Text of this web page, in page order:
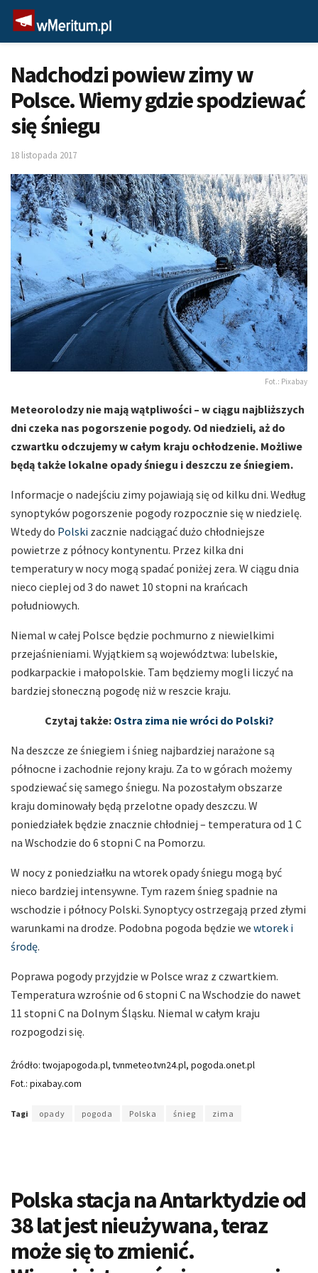
Nadchodzi powiew zimy w
Polsce. Wiemy gdzie spodziewać
się śniegu
18 listopada 2017
Fot.: Pixabay
Meteorolodzy nie mają wątpliwości – w ciągu najbliższych
dni czeka nas pogorszenie pogody. Od niedzieli, aż do
czwartku odczujemy w całym kraju ochłodzenie. Możliwe
będą także lokalne opady śniegu i deszczu ze śniegiem.
Informacje o nadejściu zimy pojawiają się od kilku dni. Według
synoptyków pogorszenie pogody rozpocznie się w niedzielę.
Wtedy do Polski zacznie nadciągać dużo chłodniejsze
powietrze z północy kontynentu. Przez kilka dni
temperatury w nocy mogą spadać poniżej zera. W ciągu dnia
nieco cieplej od 3 do nawet 10 stopni na krańcach
południowych.
Niemal w całej Polsce będzie pochmurno z niewielkimi
przejaśnieniami. Wyjątkiem są województwa: lubelskie,
podkarpackie i małopolskie. Tam będziemy mogli liczyć na
bardziej słoneczną pogodę niż w reszcie kraju.
Czytaj także: Ostra zima nie wróci do Polski?
Na deszcze ze śniegiem i śnieg najbardziej narażone są
północne i zachodnie rejony kraju. Za to w górach możemy
spodziewać się samego śniegu. Na pozostałym obszarze
kraju dominowały będą przelotne opady deszczu. W
poniedziałek będzie znacznie chłodniej – temperatura od 1 C
na Wschodzie do 6 stopni C na Pomorzu.
W nocy z poniedziałku na wtorek opady śniegu mogą być
nieco bardziej intensywne. Tym razem śnieg spadnie na
wschodzie i północy Polski. Synoptycy ostrzegają przed złymi
warunkami na drodze. Podobna pogoda będzie we wtorek i
środę.
Poprawa pogody przyjdzie w Polsce wraz z czwartkiem.
Temperatura wzrośnie od 6 stopni C na Wschodzie do nawet
11 stopni C na Dolnym Śląsku. Niemal w całym kraju
rozpogodzi się.
Źródło: twojapogoda.pl, tvnmeteo.tvn24.pl, pogoda.onet.pl
Fot.: pixabay.com
Tagi opady pogoda Polska śnieg zima
Polska stacja na Antarktydzie od
38 lat jest nieużywana, teraz
może się to zmienić.